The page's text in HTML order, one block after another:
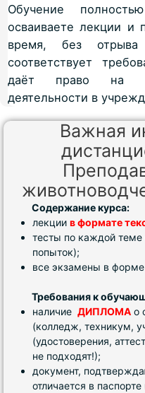
Обучение
осваиваете лекции и
время, без
соответствует
даёт право на
деятельности в
Важная
Содержание курса:
лекции в формате
тесты по каждой теме
попыток);
все экзамены в форме
Требования к
наличие ДИПЛОМА о
(колледж, техникум,
(удостоверения,
не подходят!);
документ,
отличается в